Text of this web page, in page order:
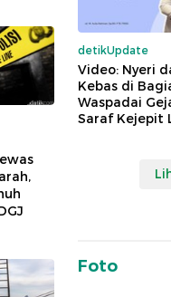
detikUpdate
Video: Nyeri
Kebas di
Waspadai
Saraf Kejepit
Foto